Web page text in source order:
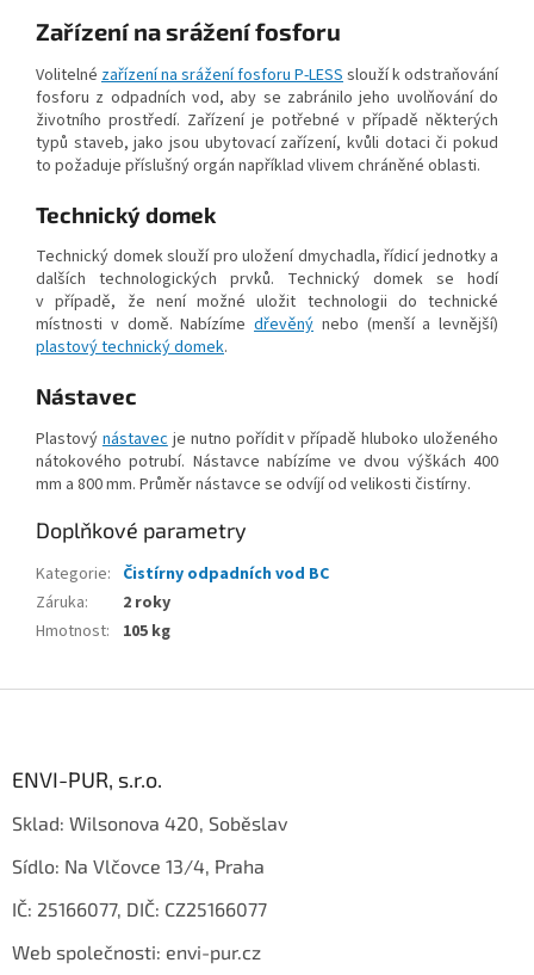
Zařízení na srážení fosforu
Volitelné zařízení na srážení fosforu P-LESS slouží k odstraňování
fosforu z odpadních vod, aby se zabránilo jeho uvolňování do
životního prostředí. Zařízení je potřebné v případě některých
typů staveb, jako jsou ubytovací zařízení, kvůli dotaci či pokud
to požaduje příslušný orgán například vlivem chráněné oblasti.
Technický domek
Technický domek slouží pro uložení dmychadla, řídicí jednotky a
dalších technologických prvků. Technický domek se hodí
v případě, že není možné uložit technologii do technické
místnosti v domě. Nabízíme dřevěný nebo (menší a levnější)
plastový technický domek.
Nástavec
Plastový nástavec je nutno pořídit v případě hluboko uloženého
nátokového potrubí. Nástavce nabízíme ve dvou výškách 400
mm a 800 mm. Průměr nástavce se odvíjí od velikosti čistírny.
Doplňkové parametry
Kategorie: Čistírny odpadních vod BC
Záruka:
2 roky
Hmotnost: 105 kg
ENVI-PUR, s.r.o.
Sklad: Wilsonova 420, Soběslav
Sídlo: Na Vlčovce 13/4, Praha
IČ: 25166077, DIČ: CZ25166077
Web společnosti: envi-pur.cz